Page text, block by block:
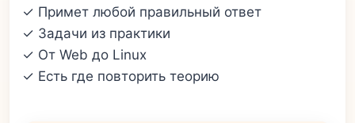
✓ Примет любой правильный ответ
✓ Задачи из практики
✓ От Web до Linux
✓ Есть где повторить теорию